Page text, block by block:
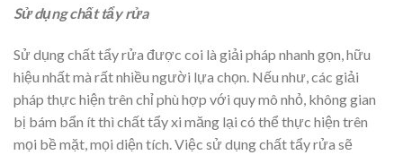
Sử dụng chất tẩy rửa
Sử dụng chất tẩy rửa được coi là giải pháp nhanh gọn, hữu
hiệu nhất mà rất nhiều người lựa chọn. Nếu như, các giải
pháp thực hiện trên chỉ phù hợp với quy mô nhỏ, không gian
bị bám bẩn ít thì chất tẩy xi măng lại có thể thực hiện trên
mọi bề mặt, mọi diện tích. Việc sử dụng chất tẩy rửa sẽ